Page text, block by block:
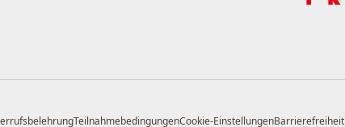
TeilnahmebedingungenCookie-EinstellungenBarrierefreiheit